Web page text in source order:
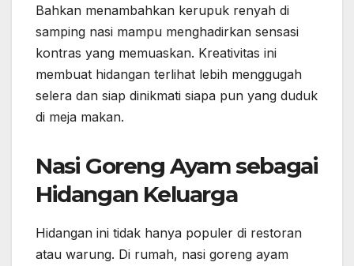
Bahkan menambahkan kerupuk renyah di
samping nasi mampu menghadirkan sensasi
kontras yang memuaskan. Kreativitas ini
membuat hidangan terlihat lebih menggugah
selera dan siap dinikmati siapa pun yang duduk
di meja makan.
Nasi Goreng Ayam sebagai
Hidangan Keluarga
Hidangan ini tidak hanya populer di restoran
atau warung. Di rumah, nasi goreng ayam